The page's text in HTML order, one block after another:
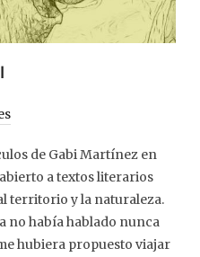
de Gabi Martínez en
a textos literarios
territorio y la naturaleza.
no había hablado nunca
hubiera propuesto viajar